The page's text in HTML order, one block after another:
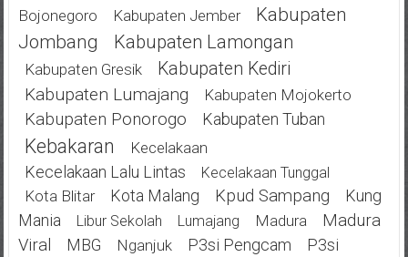
Bojonegoro
Kabupaten Jember
Kabupaten
Jombang
Kabupaten Lamongan
Kabupaten Gresik
Kabupaten Kediri
Kabupaten Lumajang
Kabupaten Mojokerto
Kabupaten Ponorogo Kabupaten Tuban
Kebakaran Kecelakaan
Kecelakaan Lalu Lintas Kecelakaan Tunggal
Kota Blitar Kota Malang Kpud Sampang
Kung
Mania
Libur Sekolah Lumajang Madura
Madura
Viral
MBG Nganjuk P3si Pengcam
P3si